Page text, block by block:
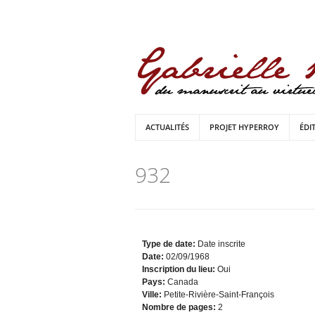
ACTUALITÉS PROJET HYPERROY
932
Type de date: Date inscrite
Date: 02/09/1968
Inscription du lieu: Oui
Pays: Canada
Ville: Petite-Rivière-Saint-François
Nombre de pages: 2